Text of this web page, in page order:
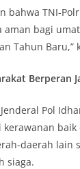
bahwa TNI-
aman bagi
Tahun Baru,”
Berperan
Pol
kerawanan
daerah lain
siaga.